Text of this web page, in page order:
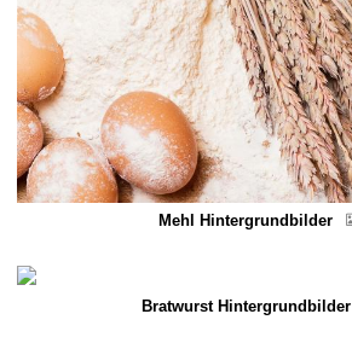
Mehl Hintergrundbilder
Bratwurst Hintergrundbilder